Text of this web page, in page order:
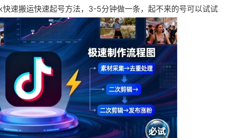
速搬运快速起号方法，3-5分钟做一条，起不来的号可以试试